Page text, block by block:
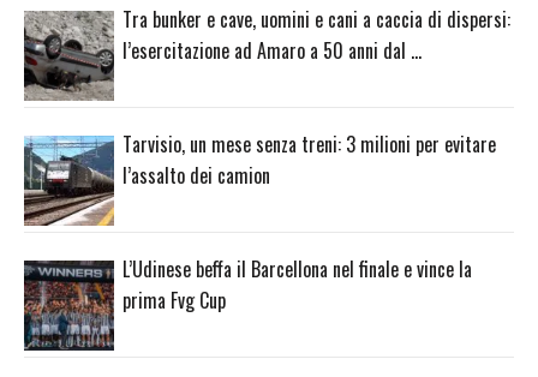
Tra bunker e cave, uomini e cani a caccia di dispersi:
l’esercitazione ad Amaro a 50 anni dal …
Tarvisio, un mese senza treni: 3 milioni per evitare
l’assalto dei camion
L’Udinese beffa il Barcellona nel finale e vince la
prima Fvg Cup